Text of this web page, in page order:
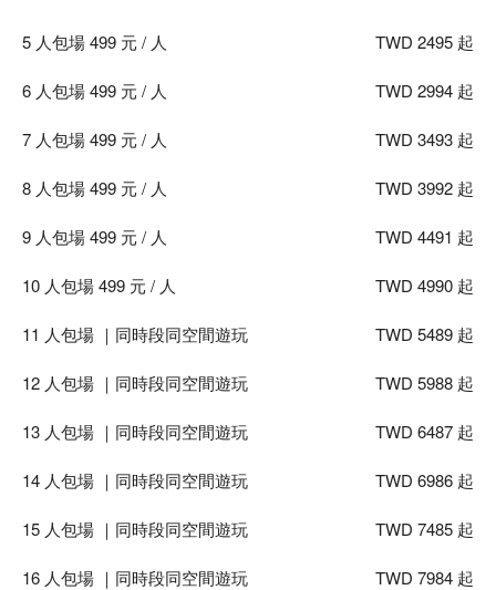
・爲維護遊戲品質與玩家權益，請務必提早 5 分鐘到達現場，
・此為特殊商品，商品退訂規則請參考注意事項。
立收據需求，請您到店體驗時直接向店家索取銷售憑證。
【另有多人企業包場優惠，歡迎洽詢 FB / IG 專屬粉專 】
5 人包場 499 元 / 人 TWD 2495 起
6 人包場 499 元 / 人 TWD 2994 起
7 人包場 499 元 / 人 TWD 3493 起
8 人包場 499 元 / 人 TWD 3992 起
9 人包場 499 元 / 人 TWD 4491 起
10 人包場 499 元 / 人 TWD 4990 起
11 人包場 ｜同時段同空間遊玩 TWD 5489 起
12 人包場 ｜同時段同空間遊玩 TWD 5988 起
13 人包場 ｜同時段同空間遊玩 TWD 6487 起
14 人包場 ｜同時段同空間遊玩 TWD 6986 起
15 人包場 ｜同時段同空間遊玩 TWD 7485 起
16 人包場 ｜同時段同空間遊玩 TWD 7984 起